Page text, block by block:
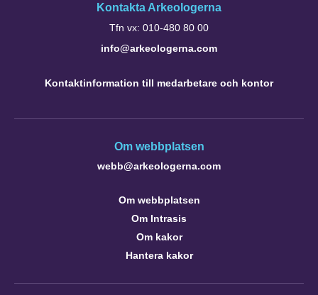
Kontakta Arkeologerna
Tfn vx: 010-480 80 00
info@arkeologerna.com
Kontaktinformation till medarbetare och kontor
Om webbplatsen
webb@arkeologerna.com
Om webbplatsen
Om Intrasis
Om kakor
Hantera kakor